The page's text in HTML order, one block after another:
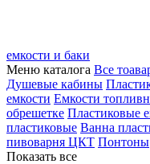
емкости и баки
Меню каталога Все
Душевые кабины
емкости Емкости
обрешетке Пластиковые
пластиковые Ванна
пивоварня ЦКТ Понтоны
Показать все